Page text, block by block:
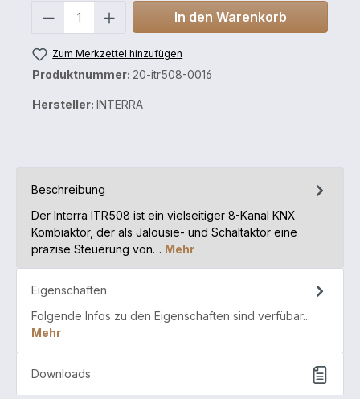
In den Warenkorb
Zum Merkzettel hinzufügen
Produktnummer: 20-itr508-0016
Hersteller: INTERRA
Beschreibung
Der Interra ITR508 ist ein vielseitiger 8-Kanal KNX
Kombiaktor, der als Jalousie- und Schaltaktor eine
präzise Steuerung von… Mehr
Eigenschaften
Folgende Infos zu den Eigenschaften sind verfübar...
Mehr
Downloads